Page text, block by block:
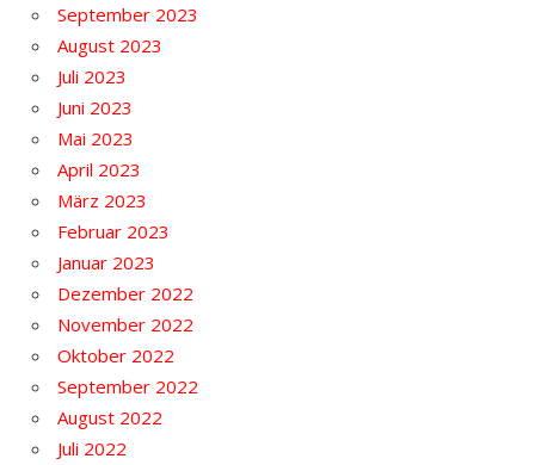
September 2023
August 2023
Juli 2023
Juni 2023
Mai 2023
April 2023
März 2023
Februar 2023
Januar 2023
Dezember 2022
November 2022
Oktober 2022
September 2022
August 2022
Juli 2022